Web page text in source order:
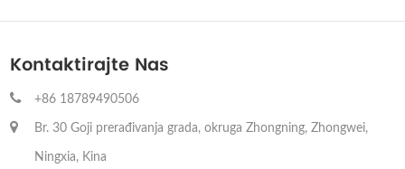
Kontaktirajte Nas
+86 18789490506
Br. 30 Goji prerađivanja grada, okruga Zhongning, Zhongwei,
Ningxia, Kina